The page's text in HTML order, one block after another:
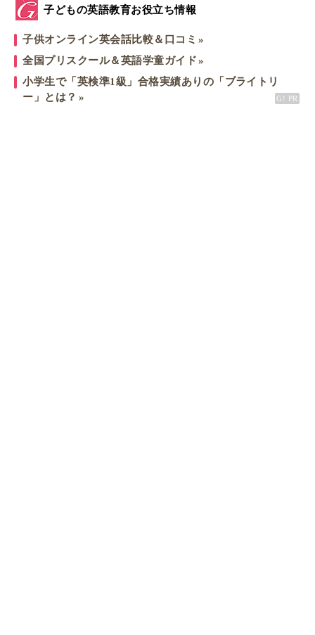
子どもの英語教育お役立ち情報
子供オンライン英会話比較＆口コミ
全国プリスクール＆英語学童ガイド
小学生で「英検準1級」合格実績ありの「ブライトリ
ー」とは？